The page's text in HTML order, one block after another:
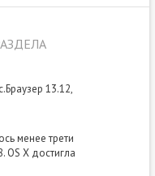
13.12,
менее трети
OS X достигла